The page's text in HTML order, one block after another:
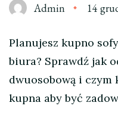
Admin 14
Planujesz kupno
biura? Sprawdź jak
dwuosobową i czym
kupna aby być